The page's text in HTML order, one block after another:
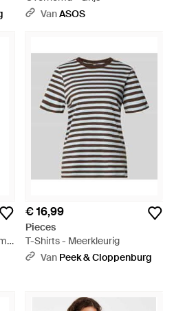
VanASOS
€ 16,99
Pieces
T-Shirts - Meerkleurig
Van Peek & Cloppenburg